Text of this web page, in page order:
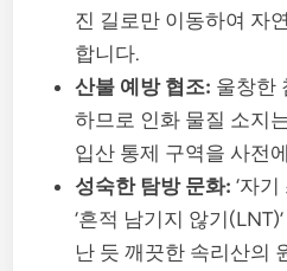
진 길로만 이동하여 자
합니다.
산불 예방 협조: 울창한
하므로 인화 물질 소지
입산 통제 구역을 사전
성숙한 탐방 문화: ‘자
‘흔적 남기지 않기
난 듯 깨끗한 속리산의